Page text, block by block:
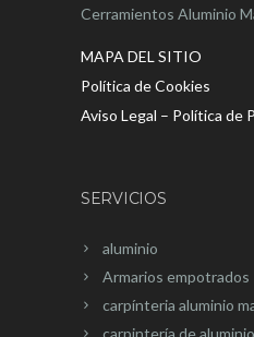
Cerramientos Aluminio
MAPA DEL SITIO
Política de Cookies
Aviso Legal – Política de
SERVICIOS
aluminio
Armarios empotrados
carpínteria aluminio
carpintería de